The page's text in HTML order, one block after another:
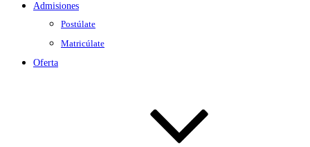
Admisiones
Postúlate
Matricúlate
Oferta